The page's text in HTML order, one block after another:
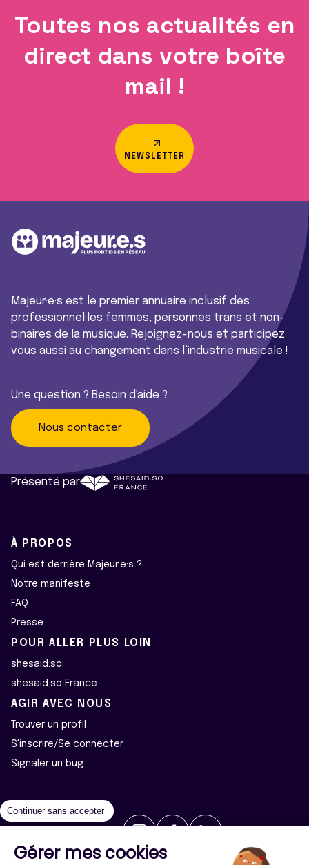
Toutes nos actualités en
direct dans votre boîte
mail !
NEWSLETTER
Majeur·e·s est le premier annuaire inclusif des
professionnel·les femmes, personnes trans et non-
binaires de la musique. Rejoignez-nous et participez
vous aussi au changement dans l’industrie musicale !
Une question ? Besoin d'aide ?
Nous contacter
Présenté par
À PROPOS
Qui est derrière Majeur·e·s ?
Notre manifeste
FAQ
Presse
POUR ALLER PLUS LOIN
shesaid.so
shesaid.so France
AGIR AVEC NOUS
Trouver un profil
S'inscrire/Se connecter
Signaler un bug
2026 ©Majeur·e·s - Tous droits réservés
Continuer sans accepter
Gérer mes cookies